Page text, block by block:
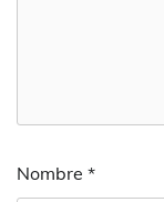
Nombre *